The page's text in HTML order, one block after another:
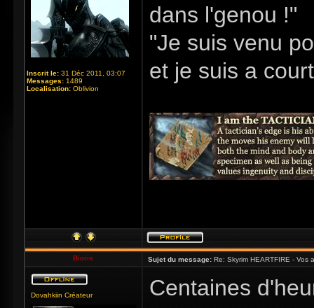
Inscrit le: 31 Déc 2011, 03:07
Messages: 1489
Localisation: Oblivion
dans l'genou !"
"Je suis venu
et je suis a
Bioris Sujet du message: Re: Skyrim HEARTFIRE - Vos
Dovahkiin Créateur Centaines